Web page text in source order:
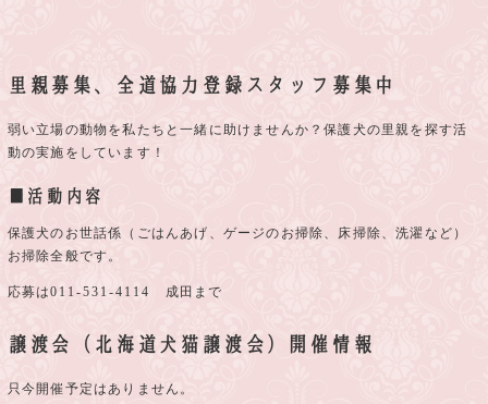
里親募集、全道協力登録スタッフ募集中
弱い立場の動物を私たちと一緒に助けませんか？保護犬の里親を探す活
動の実施をしています！
■活動内容
保護犬のお世話係（ごはんあげ、ゲージのお掃除、床掃除、洗濯など）
お掃除全般です。
応募は011-531-4114 成田まで
譲渡会（北海道犬猫譲渡会）開催情報
只今開催予定はありません。